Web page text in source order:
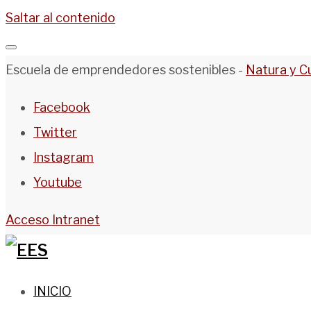
Saltar al contenido
Escuela de emprendedores sostenibles - Natura y
Facebook
Twitter
Instagram
Youtube
Acceso Intranet
INICIO